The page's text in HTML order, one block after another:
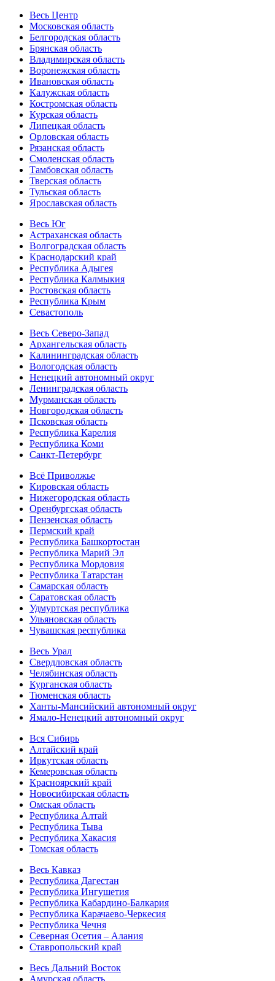
Весь Центр
Московская область
Белгородская область
Брянская область
Владимирская область
Воронежская область
Ивановская область
Калужская область
Костромская область
Курская область
Липецкая область
Орловская область
Рязанская область
Смоленская область
Тамбовская область
Тверская область
Тульская область
Ярославская область
Весь Юг
Астраханская область
Волгоградская область
Краснодарский край
Республика Адыгея
Республика Калмыкия
Ростовская область
Республика Крым
Севастополь
Весь Северо-Запад
Архангельская область
Калининградская область
Вологодская область
Ненецкий автономный округ
Ленинградская область
Мурманская область
Новгородская область
Псковская область
Республика Карелия
Республика Коми
Санкт-Петербург
Всё Приволжье
Кировская область
Нижегородская область
Оренбургская область
Пензенская область
Пермский край
Республика Башкортостан
Республика Марий Эл
Республика Мордовия
Республика Татарстан
Самарская область
Саратовская область
Удмуртская республика
Ульяновская область
Чувашская республика
Весь Урал
Свердловская область
Челябинская область
Курганская область
Тюменская область
Ханты-Мансийский автономный округ
Ямало-Ненецкий автономный округ
Вся Сибирь
Алтайский край
Иркутская область
Кемеровская область
Красноярский край
Новосибирская область
Омская область
Республика Алтай
Республика Тыва
Республика Хакасия
Томская область
Весь Кавказ
Республика Дагестан
Республика Ингушетия
Республика Кабардино-Балкария
Республика Карачаево-Черкесия
Республика Чечня
Северная Осетия – Алания
Ставропольский край
Весь Дальний Восток
Амурская область